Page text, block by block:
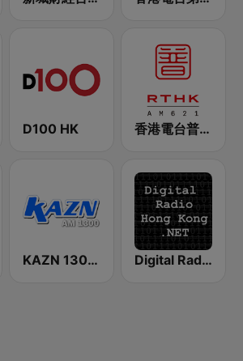
D100 HK 香港電台普通話台 RTHK Radio
KAZN 1300 中文廣播電台 Digital Radio Hong Kong